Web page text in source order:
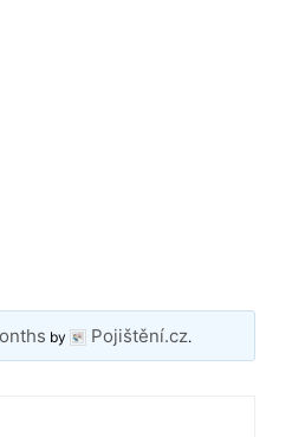
by Pojištění.cz.